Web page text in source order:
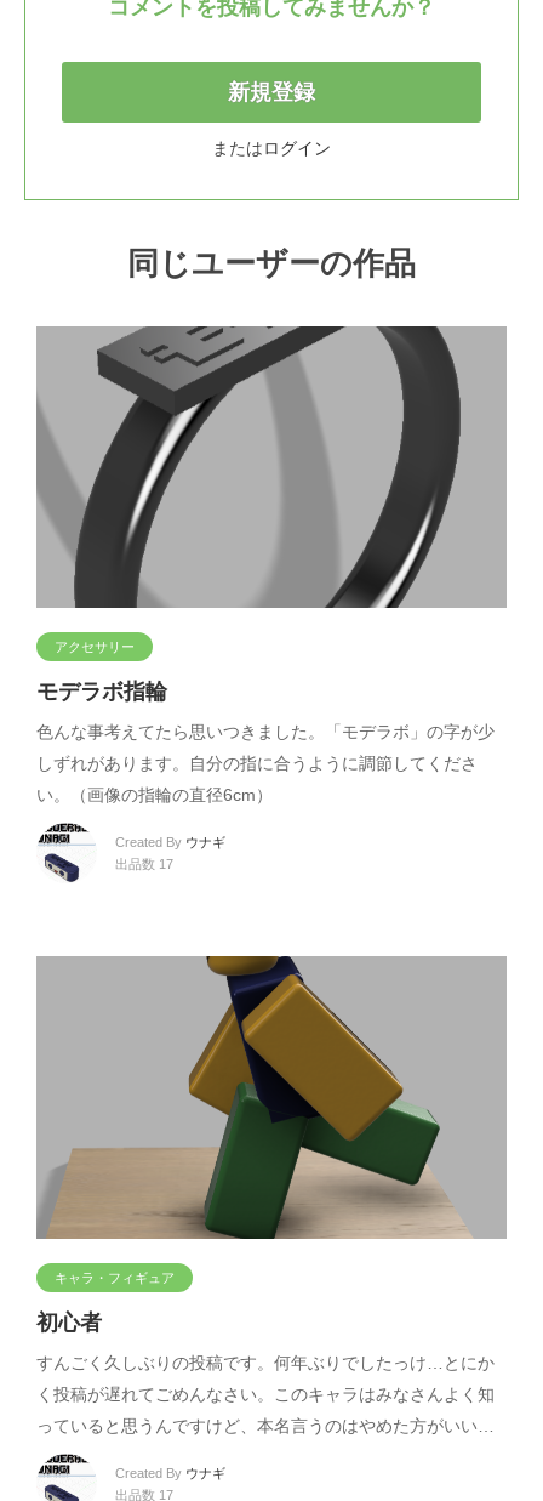
コメントを投稿してみませんか？
新規登録
またはログイン
同じユーザーの作品
アクセサリー
モデラボ指輪
色んな事考えてたら思いつきました。「モデラボ」の字が少
しずれがあります。自分の指に合うように調節してくださ
い。（画像の指輪の直径6cm）
Created By ウナギ
出品数 17
キャラ・フィギュア
初心者
すんごく久しぶりの投稿です。何年ぶりでしたっけ…とにか
く投稿が遅れてごめんなさい。このキャラはみなさんよく知
っていると思うんですけど、本名言うのはやめた方がいい…
Created By ウナギ
出品数 17